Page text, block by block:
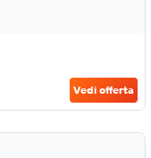
Vedi offerta